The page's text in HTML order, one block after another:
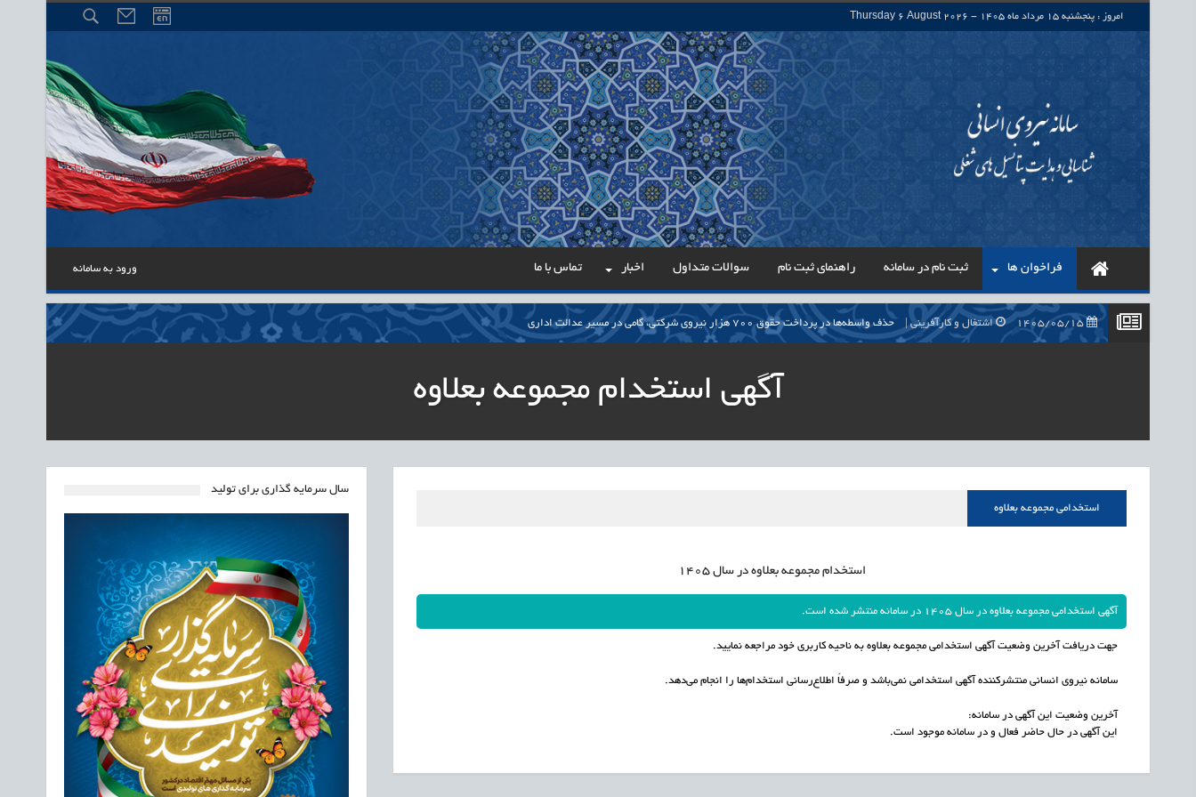
امروز : پنجشنبه 15 مرداد ماه 1405 - Thursday 6 August 2026
فراخوان ها ثبت نام در سامانه راهنمای ثبت نام سوالات متداول اخبار تماس با ما ورود به سامانه
اشتغال و کارآفرینی حذف واسطه‌ها در پرداخت حقوق ۷۰۰ هزار نیروی شرکتی، گامی در مسیر عدالت اداری
رئیس مرکز منابع انسانی آموزش‌وپرورش: داوطلبان ردصلاحیت‌شده حق اعتراض دارند
1405/05/15 اشتغال و کارآفرینی راه‌اندازی «کارخانه نوآوری مینیاتوری فرآورده‌های گیاهی و طبیعی» در دستور کار معاونت علمی
آگهی استخدام مجموعه بعلاوه
استخدامی مجموعه بعلاوه
استخدام مجموعه بعلاوه در سال 1405
آگهی استخدامی مجموعه بعلاوه در سال 1405 در سامانه منتشر شده است.
جهت دریافت آخرین وضعیت آگهی استخدامی مجموعه بعلاوه به ناحیه کاربری خود مراجعه نمایید.
سامانه نیروی انسانی منتشرکننده آگهی استخدامی نمی‌باشد و صرفاً اطلاع‌رسانی استخدام‌ها را انجام می‌دهد.
آخرین وضعیت این آگهی در سامانه:
این آگهی در حال حاضر فعال و در سامانه موجود است.
سال سرمایه گذاری برای تولید